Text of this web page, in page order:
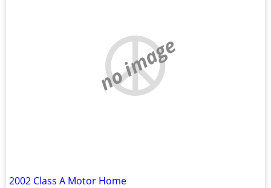
no image
2002 Class A Motor Home